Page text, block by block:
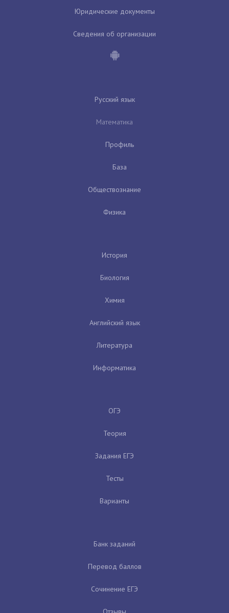
Юридические документы
Сведения об организации
Русский язык
Математика
Профиль
База
Обществознание
Физика
История
Биология
Химия
Английский язык
Литература
Информатика
ОГЭ
Теория
Задания ЕГЭ
Тесты
Варианты
Банк заданий
Перевод баллов
Сочинение ЕГЭ